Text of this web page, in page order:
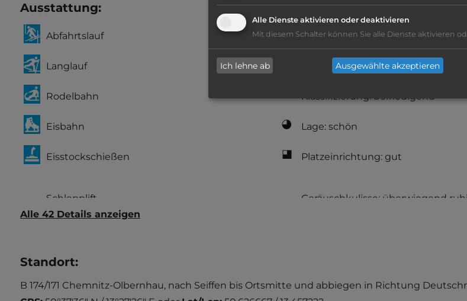
Ausstattung:
Abfahrtslauf
Langlauf
Rodelbahn
Eisbahn
Eisstockschießen
Schlepplift
bis 25,- Euro
Klassifizierung: befriedigend
Lage: schön
Platzeinrichtung: gut
Alle 42 Details anzeigen
Standort:
B 174/171 Chemnitz-Olbernhau, nach Seiffen bis Ortsmitte und abbiegen in Richtung
Alle Dienste aktivieren oder deaktivieren
Mit diesem Schalter können Sie alle Dienste aktivieren
Ich lehne ab Ausgewählte akzeptieren